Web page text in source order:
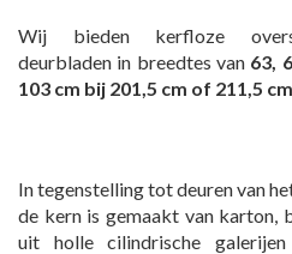
Wij bieden kerfloze
deurbladen in breedtes van 63,
103 cm bij 201,5 cm of 211,5
In tegenstelling tot deuren van
de kern is gemaakt van karton,
uit holle cilindrische